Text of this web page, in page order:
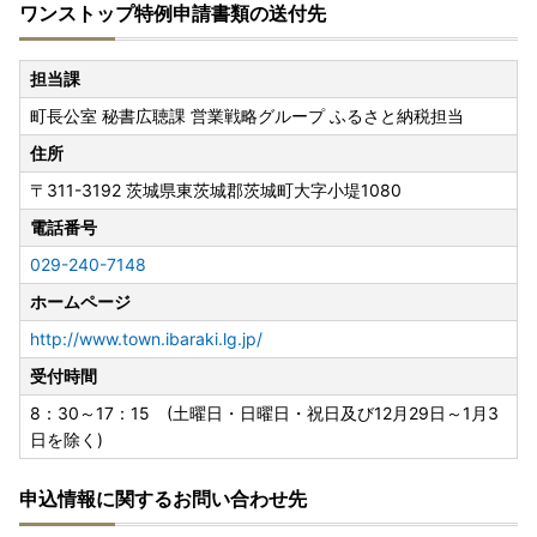
ワンストップ特例申請書類の送付先
担当課
町長公室 秘書広聴課 営業戦略グループ ふるさと納税担当
住所
〒311-3192 茨城県東茨城郡茨城町大字小堤1080
電話番号
029-240-7148
ホームページ
http://www.town.ibaraki.lg.jp/
受付時間
8：30～17：15 (土曜日・日曜日・祝日及び12月29日～1月3
日を除く)
申込情報に関するお問い合わせ先